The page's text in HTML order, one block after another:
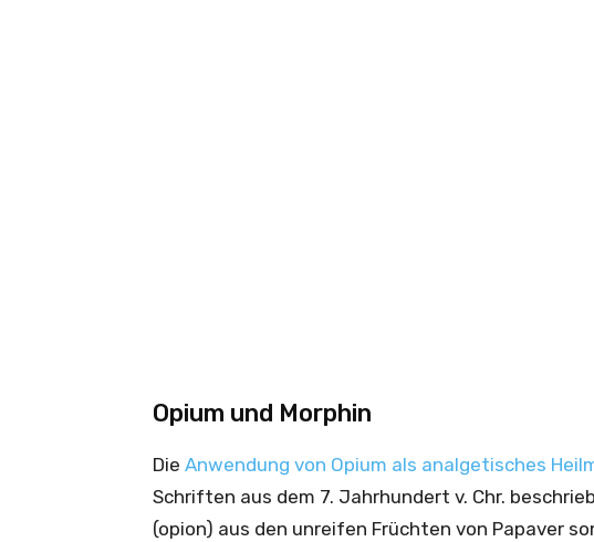
Opium und Morphin
Die Anwendung von Opium als anal­getisches
Schriften aus dem 7. Jahrhundert v. Chr.
(opion) aus den unreifen Früchten von Papaver